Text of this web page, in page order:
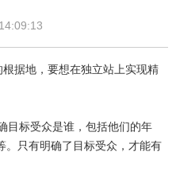
据地，要想在独立站上实现精
标受众是谁，包括他们的年
。只有明确了目标受众，才能有